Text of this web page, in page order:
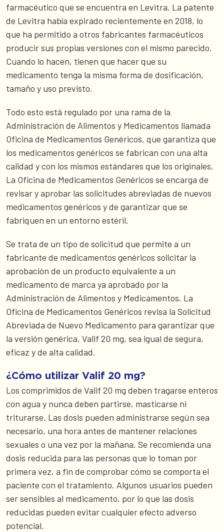
farmacéutico que se encuentra en Levitra. La patente
de Levitra había expirado recientemente en 2018, lo
que ha permitido a otros fabricantes farmacéuticos
producir sus propias versiones con el mismo parecido.
Cuando lo hacen, tienen que hacer que su
medicamento tenga la misma forma de dosificación,
tamaño y uso previsto.
Todo esto está regulado por una rama de la
Administración de Alimentos y Medicamentos llamada
Oficina de Medicamentos Genéricos, que garantiza que
los medicamentos genéricos se fabrican con una alta
calidad y con los mismos estándares que los originales.
La Oficina de Medicamentos Genéricos se encarga de
revisar y aprobar las solicitudes abreviadas de nuevos
medicamentos genéricos y de garantizar que se
fabriquen en un entorno estéril.
Se trata de un tipo de solicitud que permite a un
fabricante de medicamentos genéricos solicitar la
aprobación de un producto equivalente a un
medicamento de marca ya aprobado por la
Administración de Alimentos y Medicamentos. La
Oficina de Medicamentos Genéricos revisa la Solicitud
Abreviada de Nuevo Medicamento para garantizar que
la versión genérica, Valif 20 mg, sea igual de segura,
eficaz y de alta calidad.
¿Cómo utilizar Valif 20 mg?
Los comprimidos de Valif 20 mg deben tragarse enteros
con agua y nunca deben partirse, masticarse ni
triturarse. Las dosis pueden administrarse según sea
necesario, una hora antes de mantener relaciones
sexuales o una vez por la mañana. Se recomienda una
dosis reducida para las personas que lo toman por
primera vez, a fin de comprobar cómo se comporta el
paciente con el tratamiento. Algunos usuarios pueden
ser sensibles al medicamento, por lo que las dosis
reducidas pueden evitar cualquier efecto adverso
potencial.